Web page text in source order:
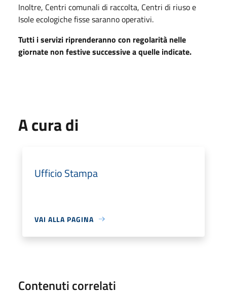
Inoltre, Centri comunali di raccolta, Centri di riuso e
Isole ecologiche fisse saranno operativi.
Tutti i servizi riprenderanno con regolarità nelle
giornate non festive successive a quelle indicate.
A cura di
Ufficio Stampa
VAI ALLA PAGINA
Contenuti correlati